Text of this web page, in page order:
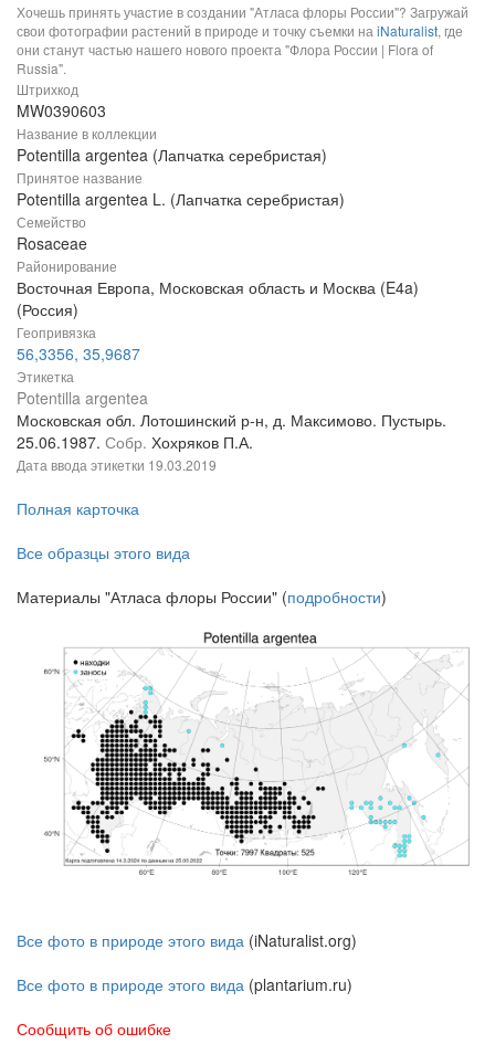
Хочешь принять участие в создании "Атласа флоры России"? Загружай
свои фотографии растений в природе и точку съемки на iNaturalist, где
они станут частью нашего нового проекта "Флора России | Flora of
Russia".
Штрихкод
MW0390603
Название в коллекции
Potentilla argentea (Лапчатка серебристая)
Принятое название
Potentilla argentea L. (Лапчатка серебристая)
Семейство
Rosaceae
Районирование
Восточная Европа, Московская область и Москва (E4a)
(Россия)
Геопривязка
56,3356, 35,9687
Этикетка
Potentilla argentea
Московская обл. Лотошинский р-н, д. Максимово. Пустырь.
25.06.1987. Собр. Хохряков П.А.
Дата ввода этикетки 19.03.2019
Полная карточка
Все образцы этого вида
Материалы "Атласа флоры России" (подробности)
Все фото в природе этого вида (iNaturalist.org)
Все фото в природе этого вида (plantarium.ru)
Сообщить об ошибке